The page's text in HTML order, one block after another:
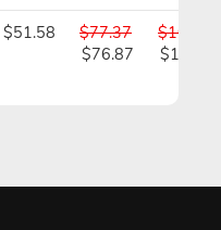
$51.58
$77.37
$76.87
$103.16
$102.16